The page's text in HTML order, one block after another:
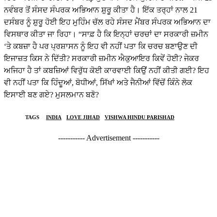
ਨਵੰਬਰ ਤੋਂ ਸੰਸਦ ਸੰਪਰਕ ਅਭਿਆਨ ਸ਼ੁਰੂ ਕੀਤਾ ਹੈ। ਇੱਕ ਤਰ੍ਹਾਂ ਨਾਲ 21
ਦਸੰਬਰ ਨੂੰ ਸ਼ੁਰੂ ਹੋਈ ਇਹ ਮੁਹਿੰਮ ਚੱਲ ਰਹੇ ਸੰਸਦ ਮੈਂਬਰ ਸੰਪਰਕ ਅਭਿਆਨ ਦਾ
ਵਿਸਥਾਰ ਕੀਤਾ ਜਾ ਰਿਹਾ। “ਸਾਫ਼ ਹੈ ਕਿ ਇਨ੍ਹਾਂ ਚਰਚਾਂ ਦਾ ਸਰਕਾਰੀ ਜ਼ਮੀਨ
‘ਤੇ ਕਬਜ਼ਾ ਹੈ ਪਰ ਪ੍ਰਸ਼ਾਸਨ ਨੂੰ ਇਹ ਵੀ ਨਹੀਂ ਪਤਾ ਕਿ ਚਰਚ ਬਣਾਉਣ ਦੀ
ਇਜਾਜ਼ਤ ਕਿਸ ਨੇ ਦਿੱਤੀ? ਸਰਕਾਰੀ ਜ਼ਮੀਨ ਐਕੁਆਇਰ ਕਿਵੇਂ ਹੋਈ? ਜੇਕਰ
ਅਜਿਹਾ ਹੈ ਤਾਂ ਕਬਜ਼ਿਆਂ ਵਿਰੁੱਧ ਕੋਈ ਕਾਰਵਾਈ ਕਿਉਂ ਨਹੀਂ ਕੀਤੀ ਗਈ? ਇਹ
ਵੀ ਨਹੀਂ ਪਤਾ ਕਿ ਹਿੰਦੂਆਂ, ਬੋਧੀਆਂ, ਸਿੱਖਾਂ ਅਤੇ ਜੈਨੀਆਂ ਵਿੱਚੋਂ ਕਿੰਨੇ ਲੋਕ
ਇਸਾਈ ਬਣ ਗਏ? ਮੁਸਲਮਾਨ ਬਣੋ?
TAGS INDIA LOVE JIHAD VISHWA HINDU PARISHAD
----------- Advertisement -----------